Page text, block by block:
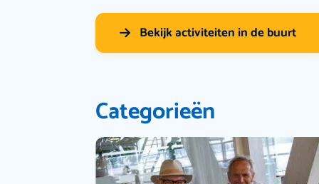
Bekijk activiteiten in de buurt
Categorieën